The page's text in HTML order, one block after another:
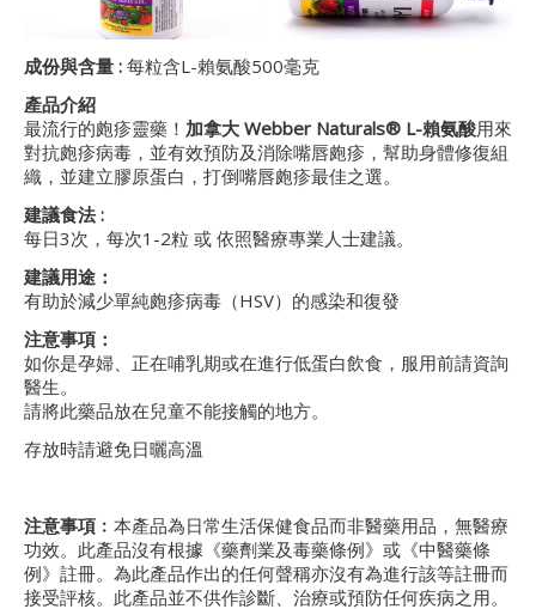
成份與含量 : 每粒含L-賴氨酸500毫克
產品介紹
最流行的皰疹靈藥！ 加拿大 Webber Naturals® L-賴氨酸用來
對抗皰疹病毒，並有效預防及消除嘴唇皰疹，幫助身體修復組
織，並建立膠原蛋白，打倒嘴唇皰疹最佳之選。
建議食法 :
每日3次，每次1-2粒 或 依照醫療專業人士建議。
建議用途：
有助於減少單純皰疹病毒（HSV）的感染和復發
注意事項：
如你是孕婦、正在哺乳期或在進行低蛋白飲食，服用前請資詢
醫生。
請將此藥品放在兒童不能接觸的地方。
存放時請避免日曬高溫
注意事項﹕ 本產品為日常生活保健食品而非醫藥用品，無醫療
功效。此產品沒有根據《藥劑業及毒藥條例》或《中醫藥條
例》註冊。為此產品作出的任何聲稱亦沒有為進行該等註冊而
接受評核。此產品並不供作診斷、治療或預防任何疾病之用。